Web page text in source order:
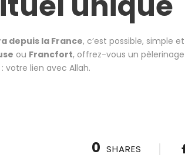
depuis la France, c’est possible, simple
ou Francfort, offrez-vous un
: votre lien avec Allah.
0 SHARES